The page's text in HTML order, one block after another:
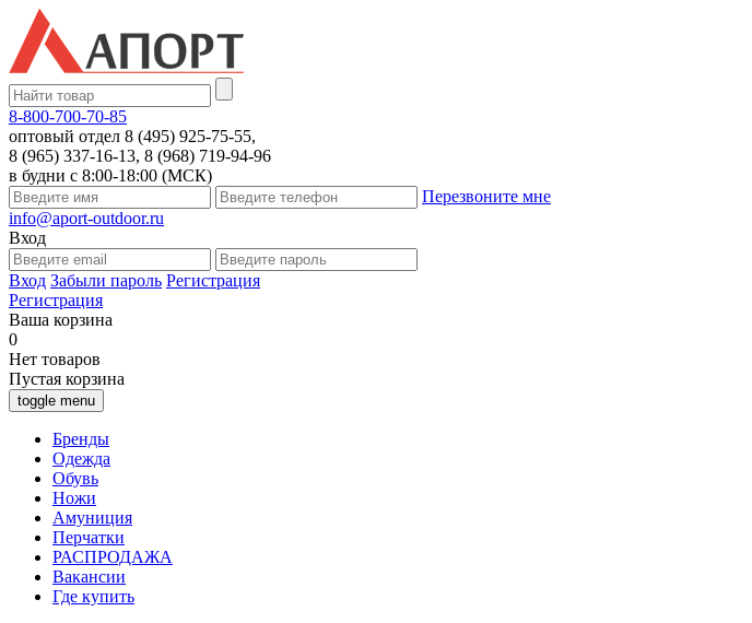
8-800-700-70-85
оптовый отдел 8 (495) 925-75-55,
8 (965) 337-16-13, 8 (968) 719-94-96
в будни с 8:00-18:00 (МСК)
Перезвоните мне
info@aport-outdoor.ru
Вход
Вход Забыли пароль Регистрация
Регистрация
Ваша корзина
0
Нет товаров
Пустая корзина
toggle menu
Бренды
Одежда
Обувь
Ножи
Амуниция
Перчатки
РАСПРОДАЖА
Вакансии
Где купить